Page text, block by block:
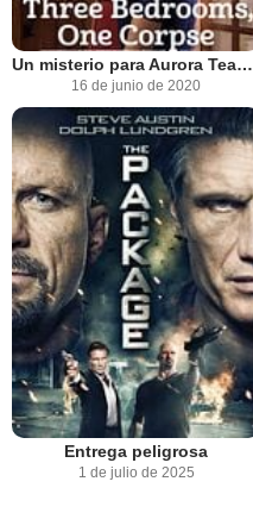
Un misterio para Aurora Teagarden: Tres habitaciones y un cadáver
16 de junio de 2020
Entrega peligrosa
1 de julio de 2025